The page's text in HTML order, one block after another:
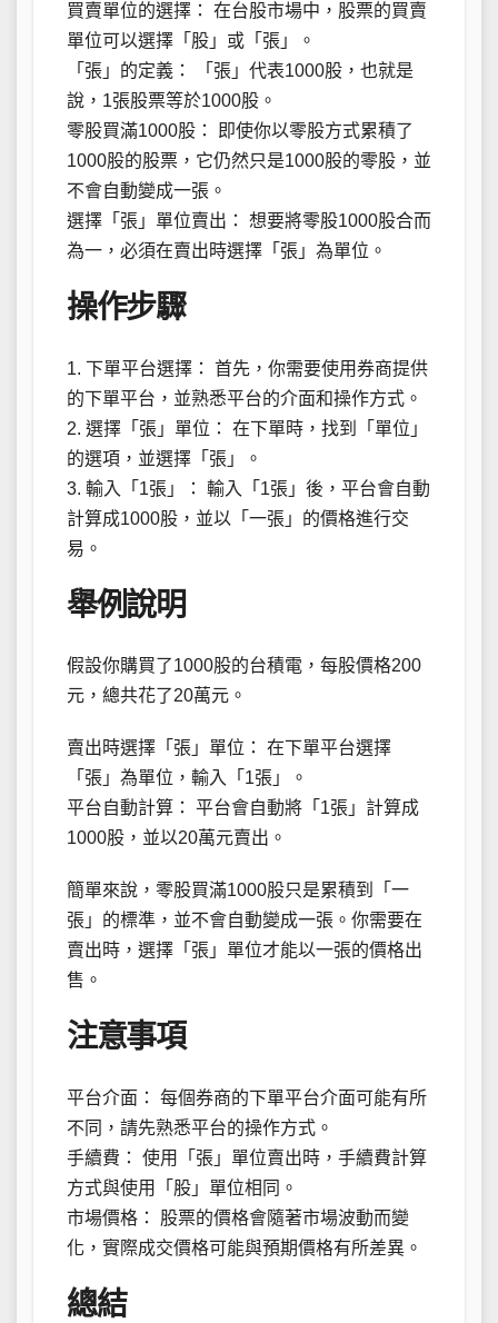
買賣單位的選擇： 在台股市場中，股票的買賣
單位可以選擇「股」或「張」。
「張」的定義： 「張」代表1000股，也就是
說，1張股票等於1000股。
零股買滿1000股： 即使你以零股方式累積了
1000股的股票，它仍然只是1000股的零股，並
不會自動變成一張。
選擇「張」單位賣出： 想要將零股1000股合而
為一，必須在賣出時選擇「張」為單位。
操作步驟
1. 下單平台選擇： 首先，你需要使用券商提供
的下單平台，並熟悉平台的介面和操作方式。
2. 選擇「張」單位： 在下單時，找到「單位」
的選項，並選擇「張」。
3. 輸入「1張」： 輸入「1張」後，平台會自動
計算成1000股，並以「一張」的價格進行交
易。
舉例說明
假設你購買了1000股的台積電，每股價格200
元，總共花了20萬元。
賣出時選擇「張」單位： 在下單平台選擇
「張」為單位，輸入「1張」。
平台自動計算： 平台會自動將「1張」計算成
1000股，並以20萬元賣出。
簡單來說，零股買滿1000股只是累積到「一
張」的標準，並不會自動變成一張。你需要在
賣出時，選擇「張」單位才能以一張的價格出
售。
注意事項
平台介面： 每個券商的下單平台介面可能有所
不同，請先熟悉平台的操作方式。
手續費： 使用「張」單位賣出時，手續費計算
方式與使用「股」單位相同。
市場價格： 股票的價格會隨著市場波動而變
化，實際成交價格可能與預期價格有所差異。
總結